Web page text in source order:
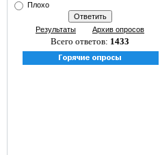
Плохо
Результаты Архив опросов
Всего ответов: 1433